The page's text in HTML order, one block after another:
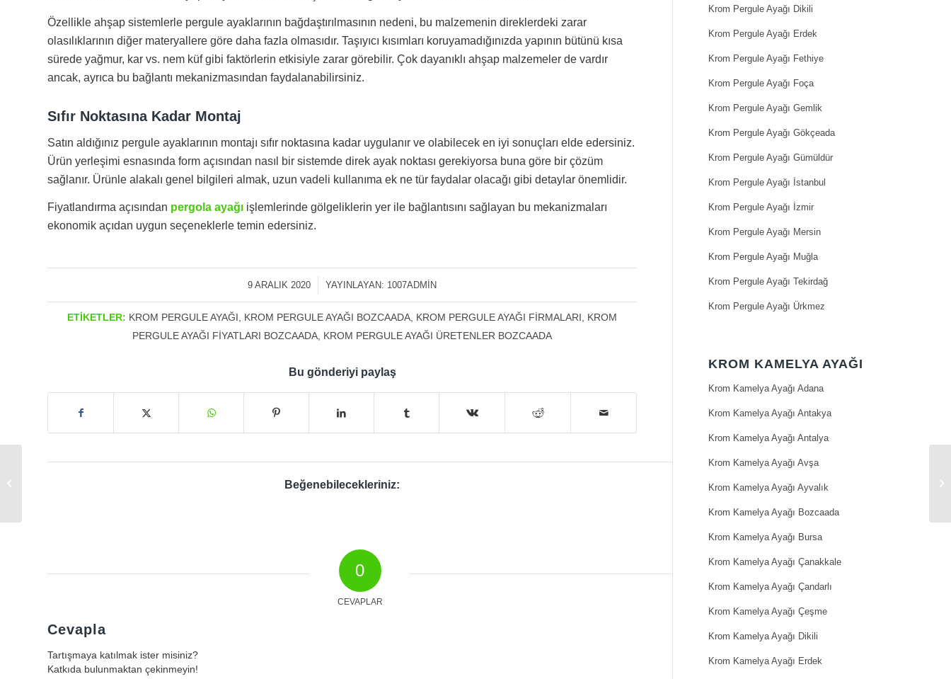
Özellikle ahşap sistemlerle pergule ayaklarının bağdaştırılmasının nedeni, bu malzemenin direklerdeki zarar
olasılıklarının diğer materyallere göre daha fazla olmasıdır. Taşıyıcı kısımları koruyamadığınızda yapının bütünü kısa
sürede yağmur, kar vs. nem küf gibi faktörlerin etkisiyle zarar görebilir. Çok dayanıklı ahşap malzemeler de vardır
ancak, ayrıca bu bağlantı mekanizmasından faydalanabilirsiniz.
Sıfır Noktasına Kadar Montaj
Satın aldığınız pergule ayaklarının montajı sıfır noktasına kadar uygulanır ve olabilecek en iyi sonuçları elde edersiniz.
Ürün yerleşimi esnasında form açısından nasıl bir sistemde direk ayak noktası gerekiyorsa buna göre bir çözüm
sağlanır. Ürünle alakalı genel bilgileri almak, uzun vadeli kullanıma ek ne tür faydalar olacağı gibi detaylar önemlidir.
Fiyatlandırma açısından pergola ayağı işlemlerinde gölgeliklerin yer ile bağlantısını sağlayan bu mekanizmaları
ekonomik açıdan uygun seçeneklerle temin edersiniz.
9 ARALIK 2020
/ YAYINLAYAN: 1007ADMIN
ETIKETLER: KROM PERGULE AYAĞI KROM PERGULE AYAĞI BOZCAADA KROM PERGULE AYAĞI FIRMALARI
KROM
PERGULE AYAĞI FIYATLARI BOZCAADA KROM PERGULE AYAĞI ÜRETENLER BOZCAADA
Bu gönderiyi paylaş
Beğenebilecekleriniz:
0
CEVAPLAR
Cevapla
Tartışmaya katılmak ister misiniz?
Katkıda bulunmaktan çekinmeyin!
Krom Pergule Ayağı Dikili
Krom Pergule Ayağı Erdek
Krom Pergule Ayağı Fethiye
Krom Pergule Ayağı Foça
Krom Pergule Ayağı Gemlik
Krom Pergule Ayağı Gökçeada
Krom Pergule Ayağı Gümüldür
Krom Pergule Ayağı İstanbul
Krom Pergule Ayağı İzmir
Krom Pergule Ayağı Mersin
Krom Pergule Ayağı Muğla
Krom Pergule Ayağı Tekirdağ
Krom Pergule Ayağı Ürkmez
KROM KAMELYA AYAĞI
Krom Kamelya Ayağı Adana
Krom Kamelya Ayağı Antakya
Krom Kamelya Ayağı Antalya
Krom Kamelya Ayağı Avşa
Krom Kamelya Ayağı Ayvalık
Krom Kamelya Ayağı Bozcaada
Krom Kamelya Ayağı Bursa
Krom Kamelya Ayağı Çanakkale
Krom Kamelya Ayağı Çandarlı
Krom Kamelya Ayağı Çeşme
Krom Kamelya Ayağı Dikili
Krom Kamelya Ayağı Erdek